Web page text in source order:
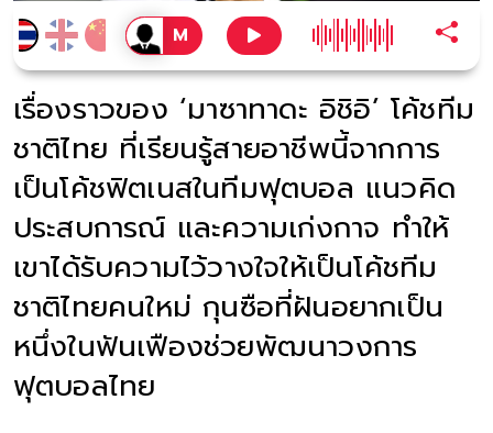
เรื่องราวของ ‘มาซาทาดะ อิชิอิ’ โค้ชทีม
ชาติไทย ที่เรียนรู้สายอาชีพนี้จากการ
เป็นโค้ชฟิตเนสในทีมฟุตบอล แนวคิด
ประสบการณ์ และความเก่งกาจ ทำให้
เขาได้รับความไว้วางใจให้เป็นโค้ชทีม
ชาติไทยคนใหม่ กุนซือที่ฝันอยากเป็น
หนึ่งในฟันเฟืองช่วยพัฒนาวงการ
ฟุตบอลไทย